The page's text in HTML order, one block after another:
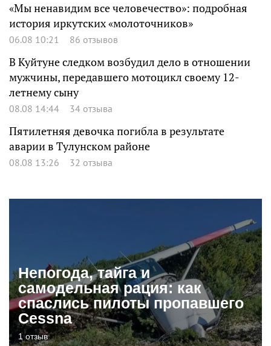
«Мы ненавидим все человечество»: подробная
история иркутских «молоточников»
06.08 10:21 86 отзывов
В Куйтуне следком возбудил дело в отношении
мужчины, передавшего мотоцикл своему 12-
летнему сыну
08.08 14:44 34 отзыва
Пятилетняя девочка погибла в результате
аварии в Тулунском районе
08.08 13:26 32 отзыва
Непогода, тайга и
самодельная рация: как
спаслись пилоты пропавшего
Cessna
1 отзыв